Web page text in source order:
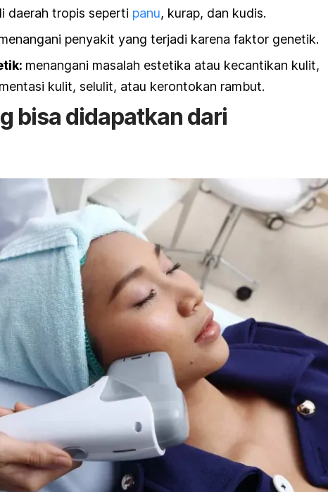
daerah tropis seperti panu, kurap, dan kudis.
penyakit yang terjadi karena faktor genetik.
menangani masalah estetika atau kecantikan kulit,
kulit, selulit, atau kerontokan rambut.
bisa didapatkan dari